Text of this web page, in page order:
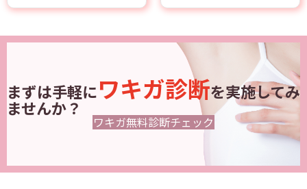
まずは手軽にワキガ診断を実施してみ
ませんか？
ワキガ無料診断チェック